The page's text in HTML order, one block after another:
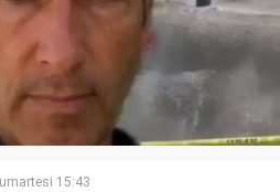
15:43